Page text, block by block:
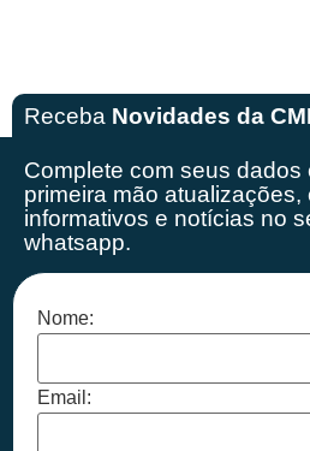
Receba Novidades da
Complete com seus dados
primeira mão atualizações,
informativos e notícias no
whatsapp.
Nome:
Email: